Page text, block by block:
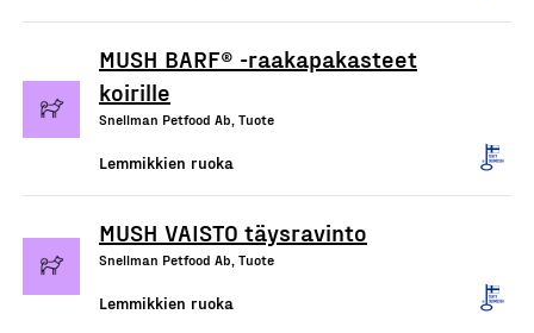
MUSH BARF® -raakapakasteet
koirille
Snellman Petfood Ab, Tuote
Lemmikkien ruoka
MUSH VAISTO täysravinto
Snellman Petfood Ab, Tuote
Lemmikkien ruoka